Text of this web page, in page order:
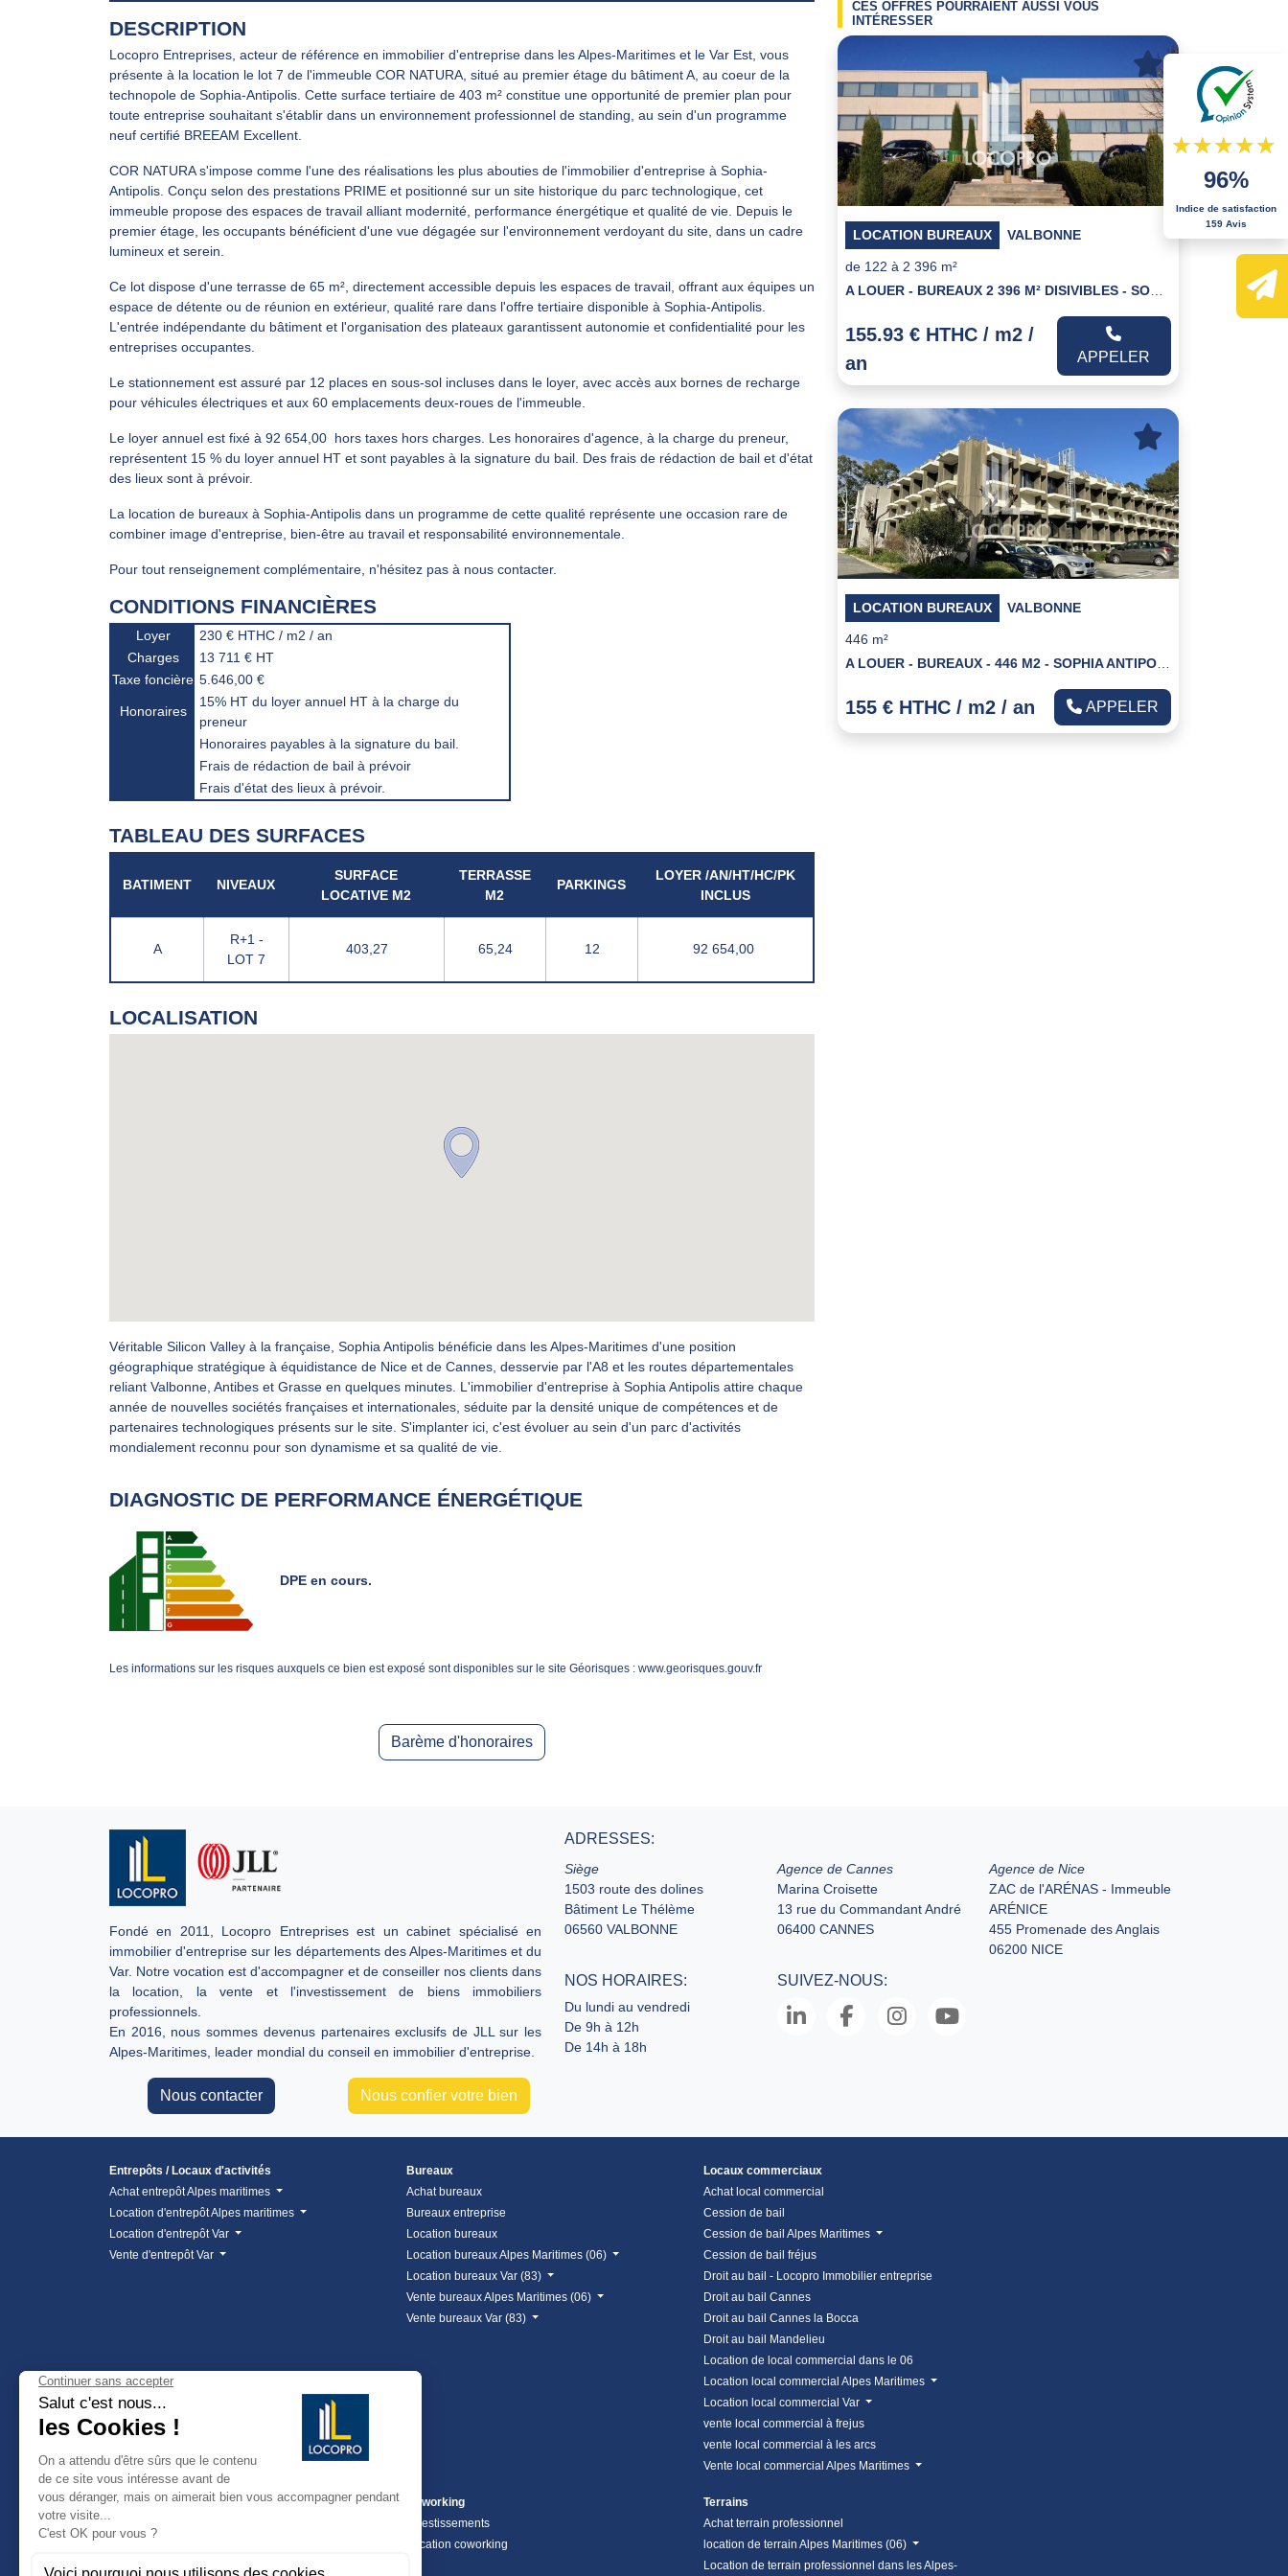
DESCRIPTION
Locopro Entreprises, acteur de référence en immobilier d'entreprise dans les Alpes-Maritimes et le Var Est, vous
présente à la location le lot 7 de l'immeuble COR NATURA, situé au premier étage du bâtiment A, au coeur de la
technopole de Sophia-Antipolis. Cette surface tertiaire de 403 m² constitue une opportunité de premier plan pour
toute entreprise souhaitant s'établir dans un environnement professionnel de standing, au sein d'un programme
neuf certifié BREEAM Excellent.
COR NATURA s'impose comme l'une des réalisations les plus abouties de l'immobilier d'entreprise à Sophia-
Antipolis. Conçu selon des prestations PRIME et positionné sur un site historique du parc technologique, cet
immeuble propose des espaces de travail alliant modernité, performance énergétique et qualité de vie. Depuis le
premier étage, les occupants bénéficient d'une vue dégagée sur l'environnement verdoyant du site, dans un cadre
lumineux et serein.
Ce lot dispose d'une terrasse de 65 m², directement accessible depuis les espaces de travail, offrant aux équipes un
espace de détente ou de réunion en extérieur, qualité rare dans l'offre tertiaire disponible à Sophia-Antipolis.
L'entrée indépendante du bâtiment et l'organisation des plateaux garantissent autonomie et confidentialité pour les
entreprises occupantes.
Le stationnement est assuré par 12 places en sous-sol incluses dans le loyer, avec accès aux bornes de recharge
pour véhicules électriques et aux 60 emplacements deux-roues de l'immeuble.
Le loyer annuel est fixé à 92 654,00  hors taxes hors charges. Les honoraires d'agence, à la charge du preneur,
représentent 15 % du loyer annuel HT et sont payables à la signature du bail. Des frais de rédaction de bail et d'état
des lieux sont à prévoir.
La location de bureaux à Sophia-Antipolis dans un programme de cette qualité représente une occasion rare de
combiner image d'entreprise, bien-être au travail et responsabilité environnementale.
Pour tout renseignement complémentaire, n'hésitez pas à nous contacter.
CONDITIONS FINANCIÈRES
Loyer
230 € HTHC / m2 / an
Charges
13 711 € HT
Taxe foncière 5.646,00 €
Honoraires
15% HT du loyer annuel HT à la charge du
preneur
Honoraires payables à la signature du bail.
Frais de rédaction de bail à prévoir
Frais d'état des lieux à prévoir.
TABLEAU DES SURFACES
BATIMENT NIVEAUX
SURFACE
LOCATIVE M2
TERRASSE
M2
PARKINGS
LOYER /AN/HT/HC/PK
INCLUS
A
R+1 -
LOT 7
403,27 65,24 12 92 654,00 
LOCALISATION
Véritable Silicon Valley à la française, Sophia Antipolis bénéficie dans les Alpes-Maritimes d'une position
géographique stratégique à équidistance de Nice et de Cannes, desservie par l'A8 et les routes départementales
reliant Valbonne, Antibes et Grasse en quelques minutes. L'immobilier d'entreprise à Sophia Antipolis attire chaque
année de nouvelles sociétés françaises et internationales, séduite par la densité unique de compétences et de
partenaires technologiques présents sur le site. S'implanter ici, c'est évoluer au sein d'un parc d'activités
mondialement reconnu pour son dynamisme et sa qualité de vie.
DIAGNOSTIC DE PERFORMANCE ÉNERGÉTIQUE
DPE en cours.
Les informations sur les risques auxquels ce bien est exposé sont disponibles sur le site Géorisques : www.georisques.gouv.fr
Barème d'honoraires
CES OFFRES POURRAIENT AUSSI VOUS
INTÉRESSER
LOCATION BUREAUX VALBONNE
de 122 à 2 396 m²
155.93 € HTHC / m2 /
an
APPELER
LOCATION BUREAUX VALBONNE
446 m²
155 € HTHC / m2 / an APPELER
Fondé en 2011, Locopro Entreprises est un cabinet spécialisé en
immobilier d'entreprise sur les départements des Alpes-Maritimes et du
Var. Notre vocation est d'accompagner et de conseiller nos clients dans
la location, la vente et l'investissement de biens immobiliers
professionnels.
En 2016, nous sommes devenus partenaires exclusifs de JLL sur les
Alpes-Maritimes, leader mondial du conseil en immobilier d'entreprise.
Nous contacter Nous confier votre bien
ADRESSES:
Siège
1503 route des dolines
Bâtiment Le Thélème
06560 VALBONNE
Agence de Cannes
Marina Croisette
13 rue du Commandant André
06400 CANNES
Agence de Nice
ZAC de l'ARÉNAS - Immeuble
ARÉNICE
455 Promenade des Anglais
06200 NICE
NOS HORAIRES:
Du lundi au vendredi
De 9h à 12h
De 14h à 18h
SUIVEZ-NOUS:
Entrepôts / Locaux d'activités
Achat entrepôt Alpes maritimes
Location d'entrepôt Alpes maritimes
Location d'entrepôt Var
Vente d'entrepôt Var
Bureaux
Achat bureaux
Bureaux entreprise
Location bureaux
Location bureaux Alpes Maritimes (06)
Location bureaux Var (83)
Vente bureaux Alpes Maritimes (06)
Vente bureaux Var (83)
Locaux commerciaux
Achat local commercial
Cession de bail
Cession de bail Alpes Maritimes
Cession de bail fréjus
Droit au bail - Locopro Immobilier entreprise
Droit au bail Cannes
Droit au bail Cannes la Bocca
Droit au bail Mandelieu
Location de local commercial dans le 06
Location local commercial Alpes Maritimes
Location local commercial Var
vente local commercial à frejus
vente local commercial à les arcs
Vente local commercial Alpes Maritimes
Fonds de commerce
Achat fond de commerce
Fonds de commerce Alpes-Maritimes
Coworking
Investissements
Location coworking
Terrains
Achat terrain professionnel
location de terrain Alpes Maritimes (06)
Location de terrain professionnel dans les Alpes-
96%
Indice de satisfaction
159 Avis